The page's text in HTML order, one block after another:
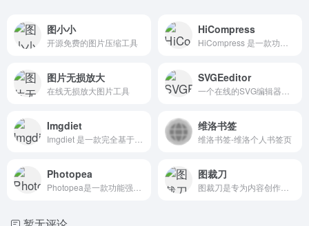
图小小
开源免费的图片压缩工具
HiCompress
图片无损放大
在线无损放大图片工具
SVGEeditor
Imgdiet 维洛书签
维洛书签-维洛个人书签页
Photopea 图裁刀